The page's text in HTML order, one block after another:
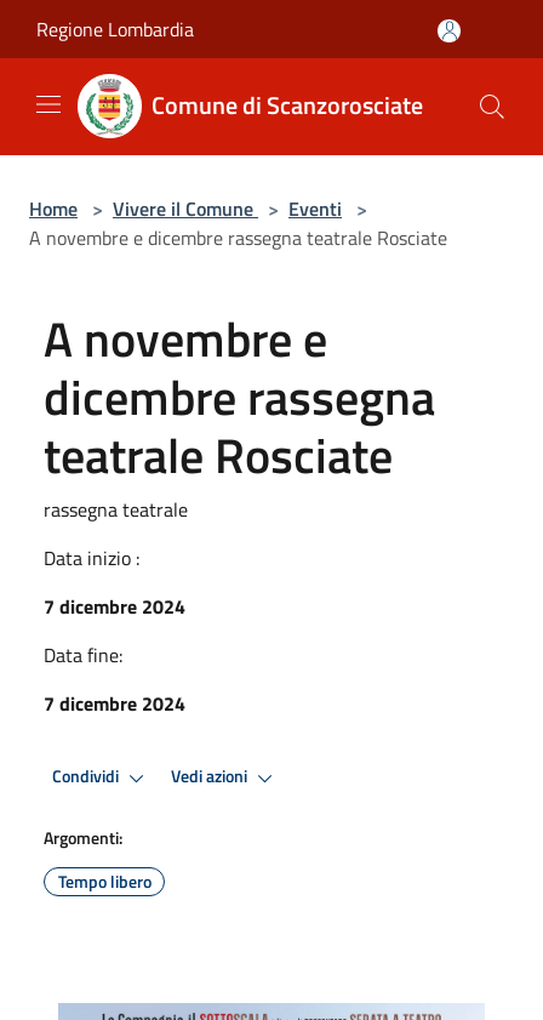
Regione Lombardia
Comune di Scanzorosciate
Home > Vivere il Comune > Eventi >
A novembre e dicembre rassegna teatrale Rosciate
A novembre e
dicembre rassegna
teatrale Rosciate
rassegna teatrale
Data inizio :
7 dicembre 2024
Data fine:
7 dicembre 2024
Condividi Vedi azioni
Argomenti:
Tempo libero